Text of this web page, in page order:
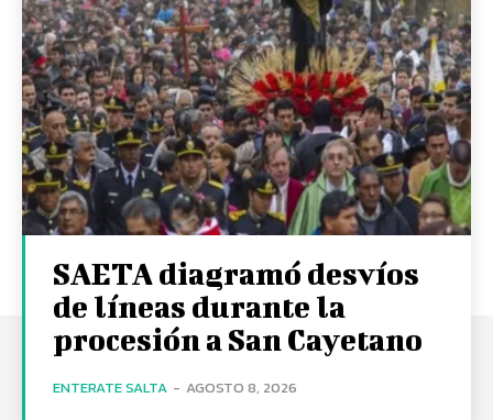
SAETA diagramó desvíos
de líneas durante la
procesión a San Cayetano
ENTERATE SALTA - AGOSTO 8, 2026